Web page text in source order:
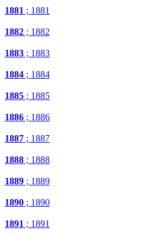
1881 ; 1881
1882 ; 1882
1883 ; 1883
1884 ; 1884
1885 ; 1885
1886 ; 1886
1887 ; 1887
1888 ; 1888
1889 ; 1889
1890 ; 1890
1891 ; 1891